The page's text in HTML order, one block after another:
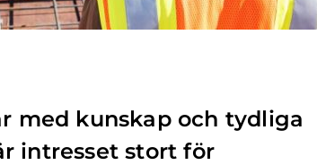
med kunskap och tydliga
intresset stort för